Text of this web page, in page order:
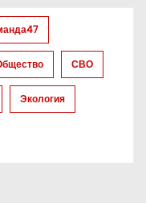
СВО
Экология